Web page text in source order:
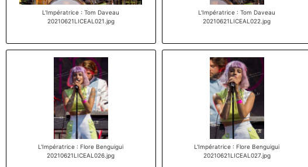
L'Impératrice : Tom Daveau
20210621LICEAL021.jpg
L'Impératrice : Tom Daveau
20210621LICEAL022.jpg
L'Impératrice : Flore Benguigui
20210621LICEAL026.jpg
L'Impératrice : Flore Benguigui
20210621LICEAL027.jpg